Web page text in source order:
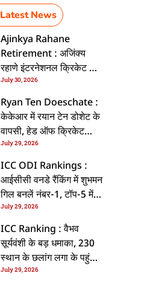
Latest News
Ajinkya Rahane
Retirement : अजिंक्य
रहाणे इंटरनेशनल क्रिकेट से
ललें संन्यास, सोशल मीडिया
पs पोस्ट कs के कइलें एलान
July 30, 2026
Ryan Ten Doeschate :
केकेआर में रयान टेन डोशेट के
वापसी, हेड ऑफ क्रिकेट
स्ट्रेटजी के जिम्मेदारी संभरिहें
July 29, 2026
ICC ODI Rankings :
आईसीसी वनडे रैंकिंग में शुभमन
गिल बनलें नंबर-1, टॉप-5 में
भारत के तीन बल्लेबाज
July 29, 2026
ICC Ranking : वैभव
सूर्यवंशी के बड़ धमाका, 230
स्थान के छलांग लगा के पहुंचलें
48वां नंबर पs
July 29, 2026